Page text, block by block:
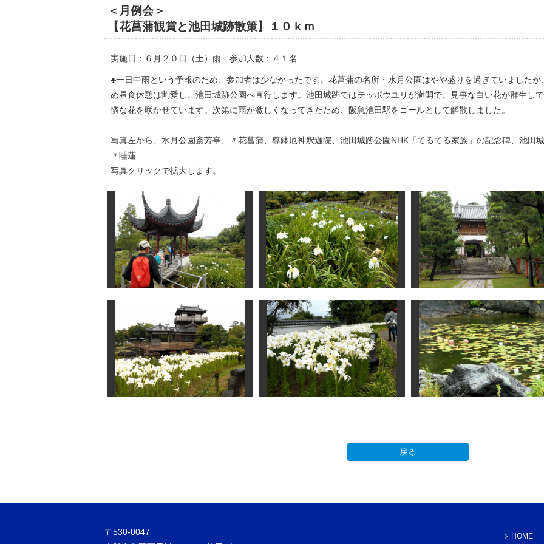
＜月例会＞
【花菖蒲観賞と池田城跡散策】１０ｋｍ
実施日：６月２０日（土）雨 参加人数：４１名
♣一日中雨という予報のため、参加者は少なかったです。花菖蒲の名所・水月公園はやや盛りを過ぎていました
め昼食休憩は割愛し、池田城跡公園へ直行します。池田城跡ではテッポウユリが満開で、見事な白い花が群生し
憐な花を咲かせています。次第に雨が激しくなってきたため、阪急池田駅をゴールとして解散しました。
写真左から、水月公園斎芳亭、〃花菖蒲、尊鉢厄神釈迦院、池田城跡公園NHK「てるてる家族」の記念碑、池田
〃睡蓮
写真クリックで拡大します。
戻る
〒530-0047
HOME